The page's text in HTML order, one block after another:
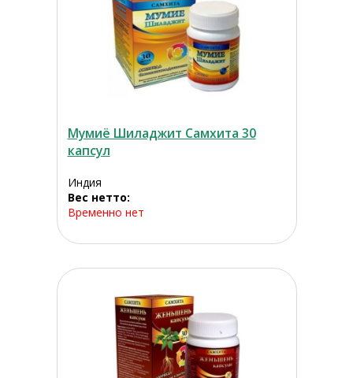
Мумиё Шиладжит Самхита 30
капсул
Индия
Вес нетто:
Временно нет